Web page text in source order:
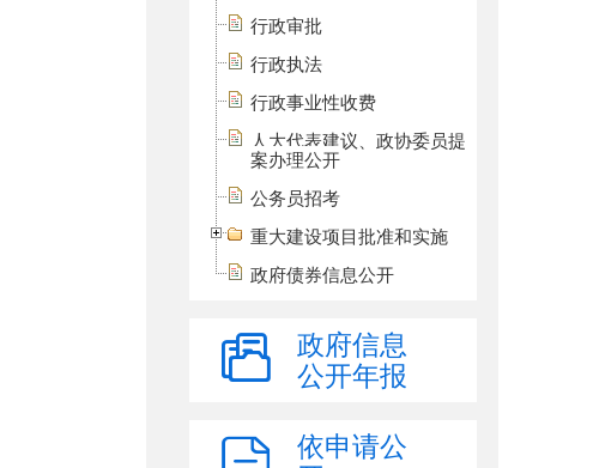
行政审批
行政执法
行政事业性收费
人大代表建议、政协委员提
案办理公开
公务员招考
重大建设项目批准和实施
政府债券信息公开
政府信息
公开年报
依申请公